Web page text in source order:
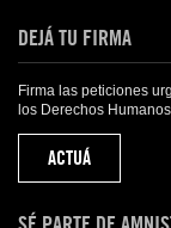
DEJÁ TU FIRMA
Firma las peticiones
los Derechos Humanos
ACTUÁ